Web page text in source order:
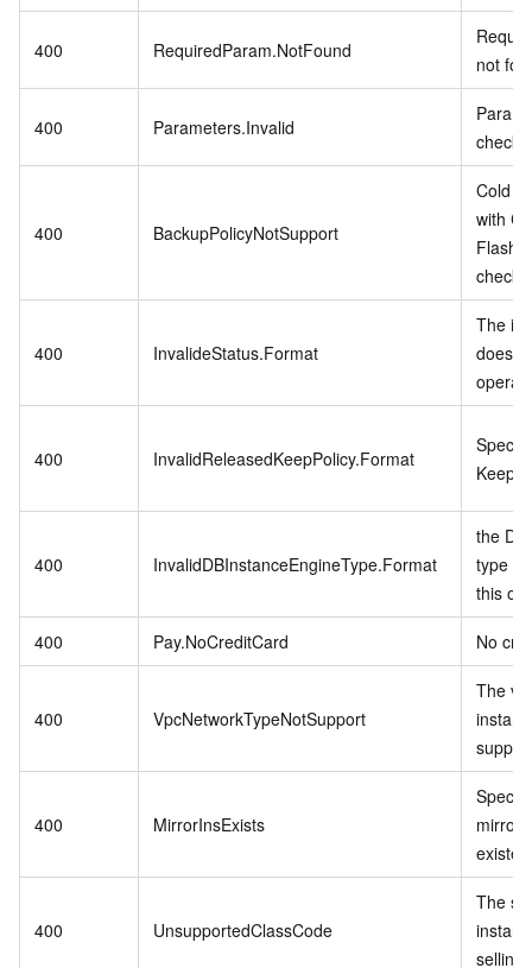
400 RequiredParam.NotFound
not
400 Parameters.Invalid
check
400 BackupPolicyNotSupport
Cold
with
Flash
check
400 InvalideStatus.Format
The
does
400 InvalidReleasedKeepPolicy.Format
Keep
400 InvalidDBInstanceEngineType.Format
the
type
this
400 Pay.NoCreditCard No
400 VpcNetworkTypeNotSupport
The
400 MirrorInsExists
mirror
400 UnsupportedClassCode
The
selling.